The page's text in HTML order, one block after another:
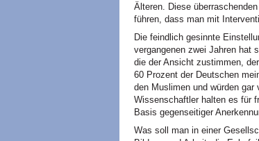
Älteren. Diese
führen, dass man mit
Die feindlich gesinnte
vergangenen zwei Jahren hat
die der Ansicht zustimmen,
60 Prozent der Deutschen
den Muslimen und würden
Wissenschaftler halten es für
Basis gegenseitiger
Was soll man in einer